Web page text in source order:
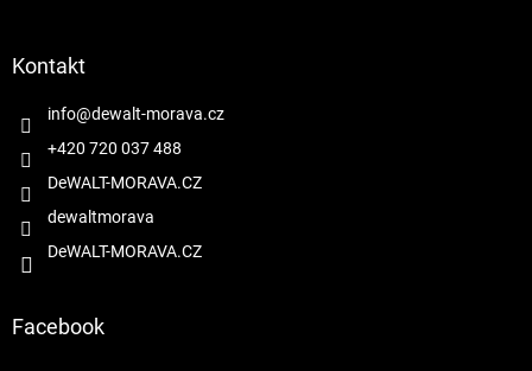
Kontakt
info@dewalt-morava.cz
+420 720 037 488
DeWALT-MORAVA.CZ
dewaltmorava
DeWALT-MORAVA.CZ
Facebook